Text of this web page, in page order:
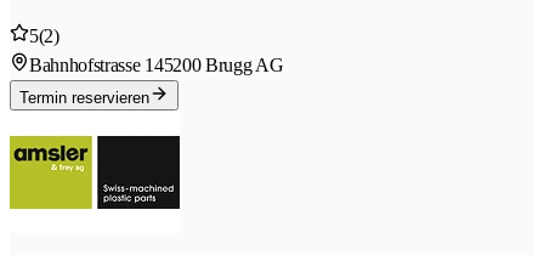
5(2)
Bahnhofstrasse 145200 Brugg AG
Termin reservieren